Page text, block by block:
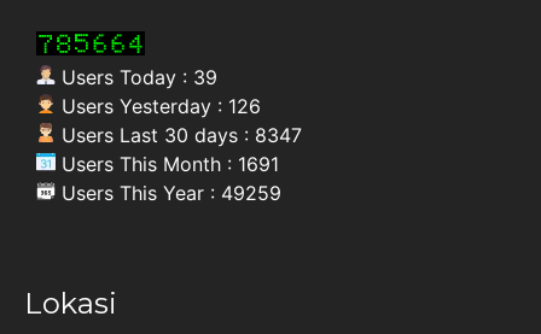
Users Today : 39
Users Yesterday : 126
Users Last 30 days : 8347
Users This Month : 1691
Users This Year : 49259
Lokasi